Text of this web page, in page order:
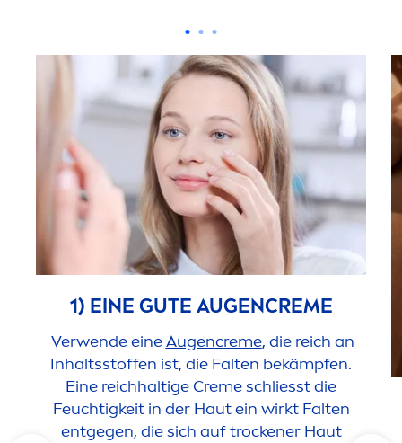
1) EINE GUTE AUGENCREME
Verwende eineAugencreme, die reich an
Inhaltsstoffen ist, die Falten bekämpfen.
Eine reichhaltige Cremeschliesst die
Feuchtigkeit in der Haut ein wirkt Falten
entgegen, die sich auf trockener Haut